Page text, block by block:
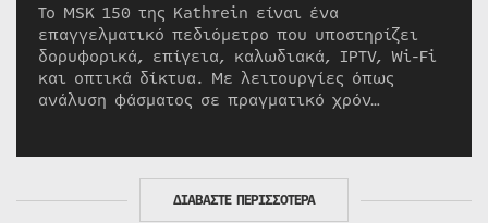
Το MSK 150 της Kathrein είναι ένα
επαγγελματικό πεδιόμετρο που υποστηρίζει
δορυφορικά, επίγεια, καλωδιακά, IPTV, Wi-Fi
και οπτικά δίκτυα. Με λειτουργίες όπως
ανάλυση φάσματος σε πραγματικό χρόν…
ΔΙΑΒΑΣΤΕ ΠΕΡΙΣΣΟΤΕΡΑ